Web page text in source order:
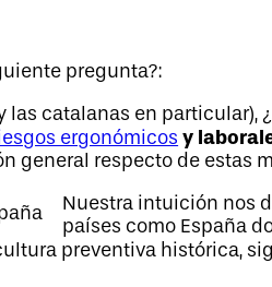
pregunta?:
las catalanas en particular),
ergonómicos y
general respecto de estas
Nuestra intuición nos
países como España
preventiva histórica,